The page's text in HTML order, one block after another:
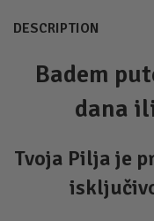
DESCRIPTION
Badem
dana
Tvoja Pilja je